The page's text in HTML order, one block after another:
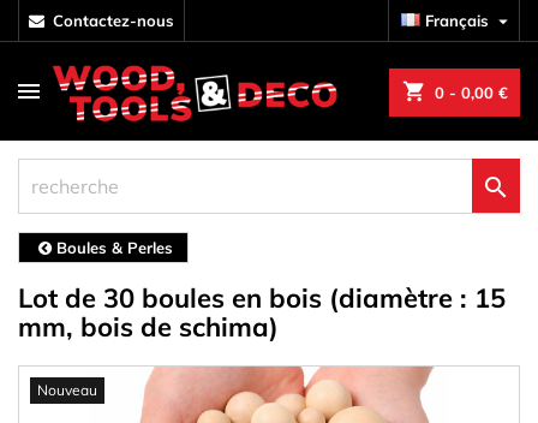
contactez-nous Français 
shopping_cart 0 - 0,00 €

Boules & Perles
Lot de 30 boules en bois (diamètre : 15
mm, bois de schima)
Nouveau